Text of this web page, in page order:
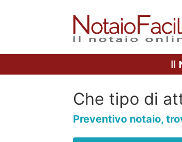
Il
Che tipo di
Preventivo notaio,